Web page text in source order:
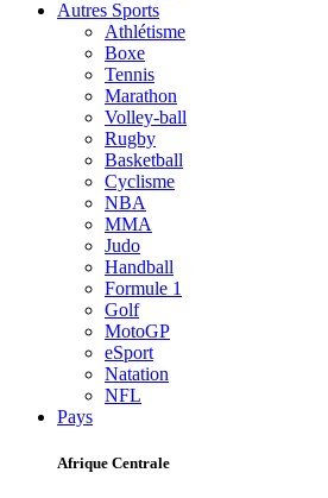
Autres Sports
Athlétisme
Boxe
Tennis
Marathon
Volley-ball
Rugby
Basketball
Cyclisme
NBA
MMA
Judo
Handball
Formule 1
Golf
MotoGP
eSport
Natation
NFL
Pays
Afrique Centrale